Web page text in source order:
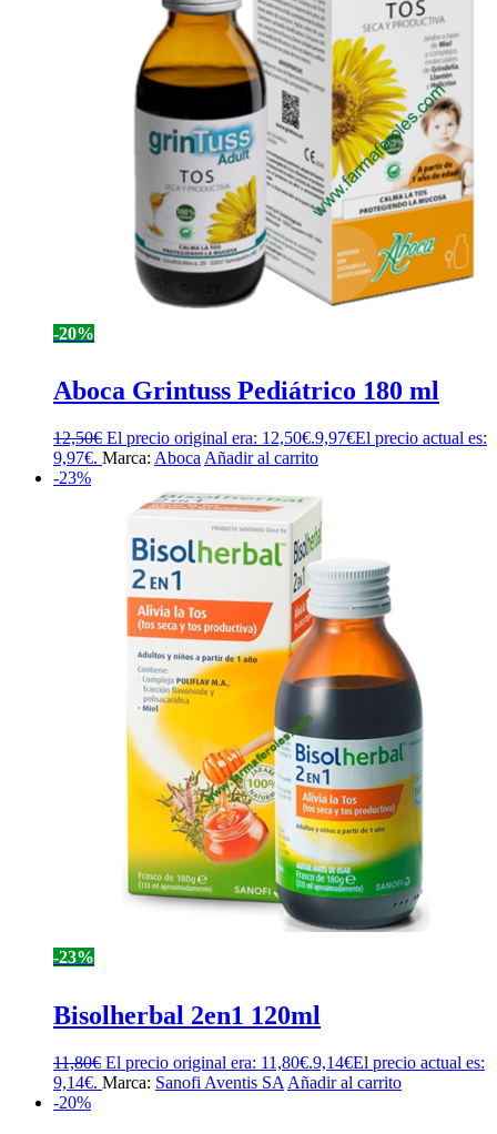
-20%
Aboca Grintuss Pediátrico 180 ml
12,50€ El precio original era: 12,50€.9,97€El precio actual es:
9,97€. Marca: Aboca Añadir al carrito
-23%
-23%
Bisolherbal 2en1 120ml
11,80€ El precio original era: 11,80€.9,14€El precio actual es:
9,14€. Marca: Sanofi Aventis SA Añadir al carrito
-20%